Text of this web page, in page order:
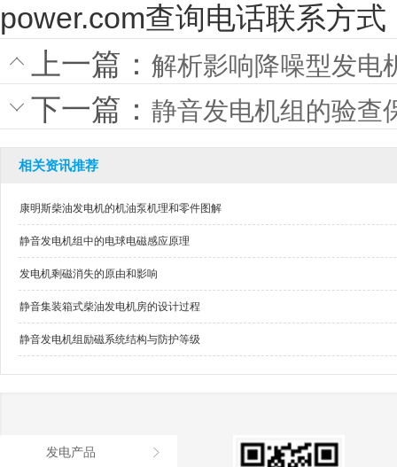
power.com查询电话联系方式
上一篇： 解析影响降噪型发电
下一篇： 静音发电机组的验查
相关资讯推荐
康明斯柴油发电机的机油泵机理和零件图解
静音发电机组中的电球电磁感应原理
发电机剩磁消失的原由和影响
静音集装箱式柴油发电机房的设计过程
静音发电机组励磁系统结构与防护等级
发电产品